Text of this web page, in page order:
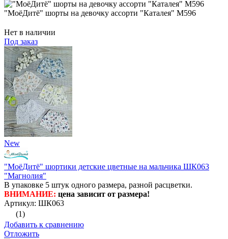
"МоёДитё" шорты на девочку ассорти "Каталея" М596
Нет в наличии
Под заказ
New
"МоёДитё" шортики детские цветные на мальчика ШК063
"Магнолия"
В упаковке 5 штук одного размера, разной расцветки.
ВНИМАНИЕ: цена зависит от размера!
Артикул: ШК063
(1)
Добавить к сравнению
Отложить